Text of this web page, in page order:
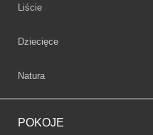
Fototapety
Liście
Fototapety
Dziecięce
Fototapety
Natura
POKOJE